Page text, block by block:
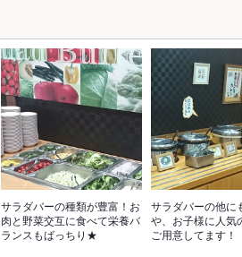
サラダバーの種類が豊富！お
肉と野菜交互に食べて栄養バ
ランスもばっちり★
サラダバーの他に
や、お子様に人気
ご用意してます！